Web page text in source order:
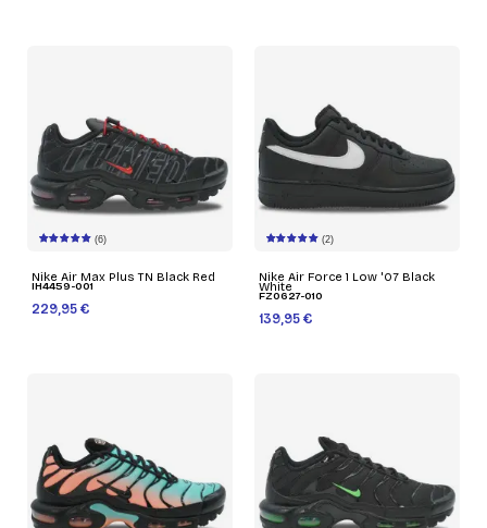
(6)
Nike Air Max Plus TN Black Red
IH4459-001
229,95 €
(2)
Nike Air Force 1 Low '07 Black
White
FZ0627-010
139,95 €